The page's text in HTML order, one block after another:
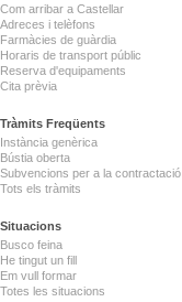
Com arribar a Castellar
Adreces i telèfons
Farmàcies de guàrdia
Horaris de transport públic
Reserva d'equipaments
Cita prèvia
Tràmits Freqüents
Instància genèrica
Bústia oberta
Subvencions per a la contractació
Tots els tràmits
Situacions
Busco feina
He tingut un fill
Em vull formar
Totes les situacions